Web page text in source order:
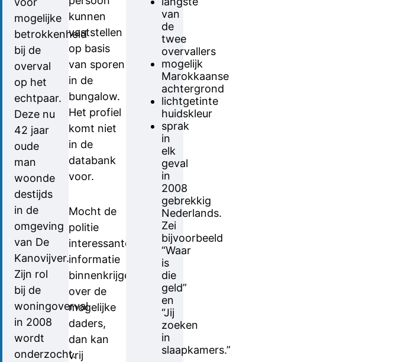
mogelijke
betrokkenheid
bij de
overval
op het
echtpaar.
Deze nu
42 jaar
oude
man
woonde
destijds
in de
omgeving
van De
Kanovijver.
Zijn rol
bij de
woningoverval
in 2008
wordt
onderzocht.
kunnen
vaststellen
op basis
van sporen
in de
bungalow.
Het profiel
komt niet
in de
databank
voor.
Mocht de
politie
interessante
informatie
binnenkrijgen
over de
mogelijke
daders,
dan kan
vrij
van
de
twee
overvallers
mogelijk
Marokkaanse
achtergrond
lichtgetinte
huidskleur
sprak
in
elk
geval
in
2008
gebrekkig
Nederlands.
Zei
bijvoorbeeld
“Waar
is
die
geld”
en
“Jij
zoeken
in
slaapkamers.”